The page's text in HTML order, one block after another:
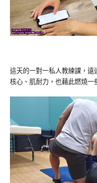
這天的一對一私人教練課，
核心、肌耐力，也藉此燃燒一